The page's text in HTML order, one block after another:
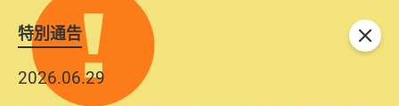
特別通告
2026.06.29
2025.10.31
关闭